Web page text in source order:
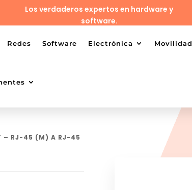
Los verdaderos expertos en hardware y
software.
Redes Software Electrónica Movilidad
– RJ-45 (M) A RJ-45